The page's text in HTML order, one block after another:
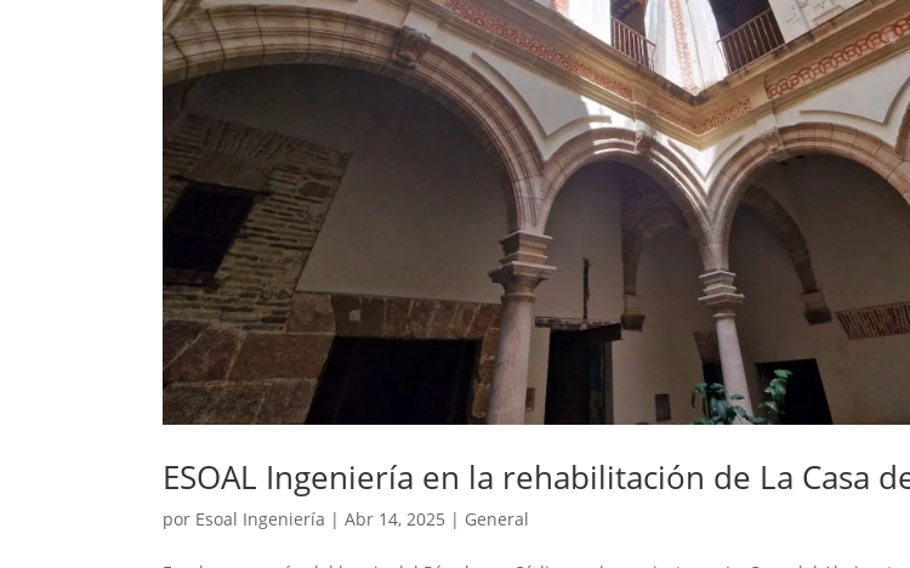
ESOAL Ingeniería en la rehabilitación de La Casa
por Esoal Ingeniería |Abr 14, 2025 | General